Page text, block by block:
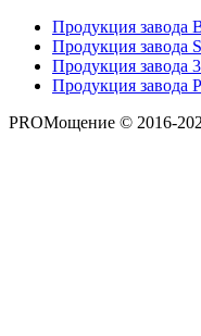
Продукция завода
Продукция завода
Продукция завода
Продукция завода
PROМощение © 2016-